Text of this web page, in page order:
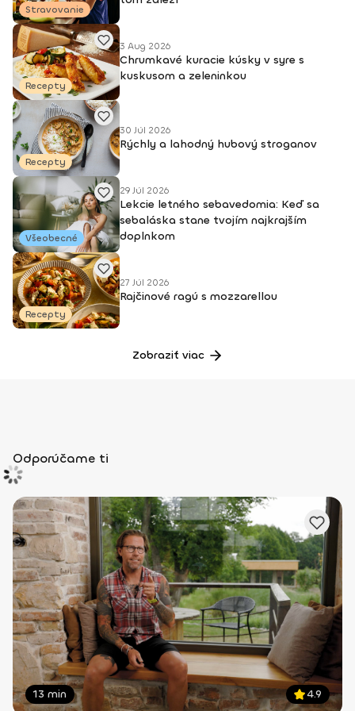
Stravovanie
Recepty
3 Aug 2026
Chrumkavé kuracie kúsky v syre s
kuskusom a zeleninkou
Recepty
30 Júl 2026
Rýchly a lahodný hubový stroganov
Všeobecné
29 Júl 2026
Lekcie letného sebavedomia: Keď sa
sebaláska stane tvojím najkrajším
doplnkom
Recepty
27 Júl 2026
Rajčinové ragú s mozzarellou
Zobraziť viac
Odporúčame ti
13 min 4.9